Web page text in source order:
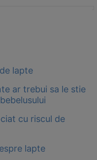
lapte
ar trebui sa le stie
cu riscul de
lapte